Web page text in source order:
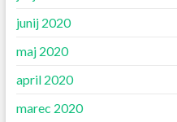
junij 2020
maj 2020
april 2020
marec 2020